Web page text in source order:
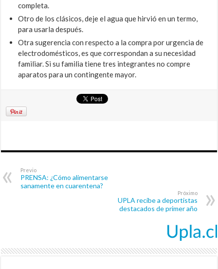
completa.
Otro de los clásicos, deje el agua que hirvió en un termo,
para usarla después.
Otra sugerencia con respecto a la compra por urgencia de
electrodomésticos, es que correspondan a su necesidad
familiar. Si su familia tiene tres integrantes no compre
aparatos para un contingente mayor.
Previo
PRENSA: ¿Cómo alimentarse
sanamente en cuarentena?
Próximo
UPLA recibe a deportistas
destacados de primer año